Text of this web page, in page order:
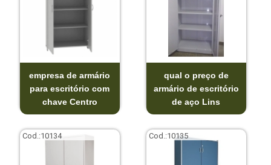
empresa de armário
para escritório com
chave Centro
qual o preço de
armário de escritório
de aço Lins
Cod.:10134 Cod.:10135